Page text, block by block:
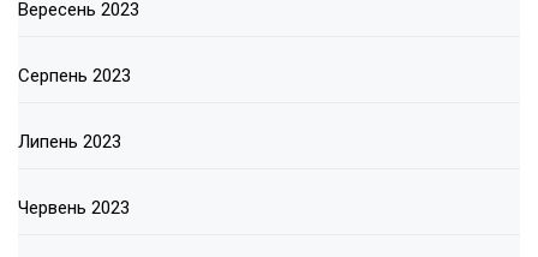
Вересень 2023
Серпень 2023
Липень 2023
Червень 2023